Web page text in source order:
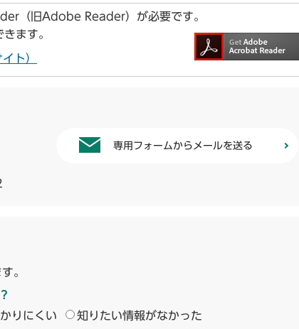
（旧Adobe Reader）が必要です。
ます。
ト）
専用フォームからメールを送る
。
りにくい 知りたい情報がなかった